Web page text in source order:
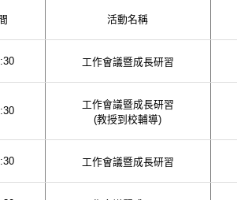
活動名稱
工作會議暨成長研習
工作會議暨成長研習
(教授到校輔導)
工作會議暨成長研習